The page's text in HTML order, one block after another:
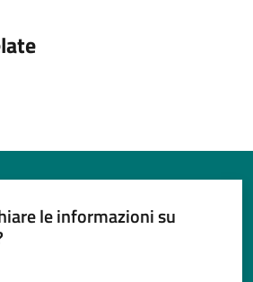
le informazioni su